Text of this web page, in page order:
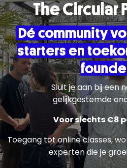
The Circular
Dé community
starters en
Sluit je aan bij een
gelijkgestemde
Voor slechts €8
Toegang tot online classes,
experten die je